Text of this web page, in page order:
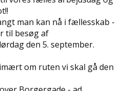
man kan nå i fællesskab -
til besøg af
den 5. september.
om ruten vi skal gå den